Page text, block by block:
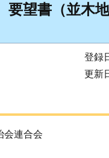
望書（並木
登録
更新
会連合会